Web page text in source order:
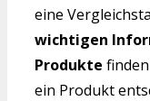
eine
wichtigen
Produkte
ein Produkt